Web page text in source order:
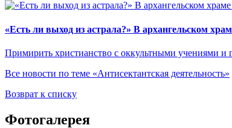
«Есть ли выход из астрала?» В архангельском
Примирить христианство с оккультными учениями и
Все новости по теме «Антисектантская деятельность»
Возврат к списку
Фотогалерея